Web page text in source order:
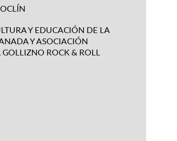
Y EDUCACIÓN DE LA
Y ASOCIACIÓN
ROCK & ROLL